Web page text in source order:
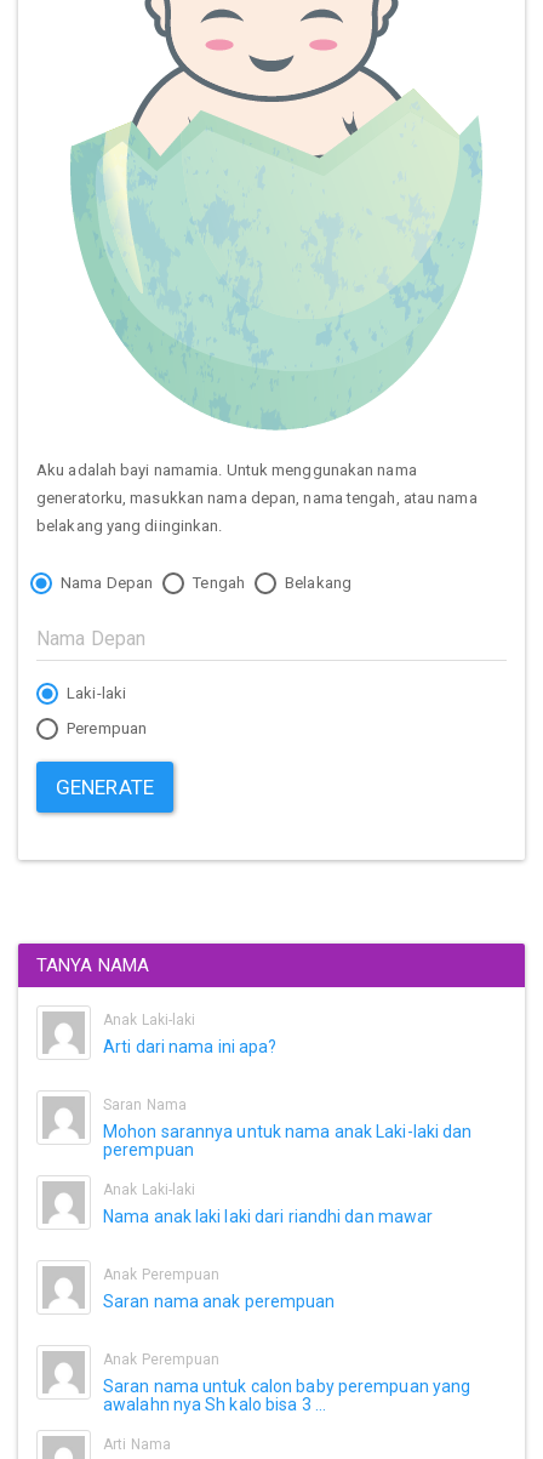
Aku adalah bayi namamia. Untuk menggunakan nama
generatorku, masukkan nama depan, nama tengah, atau nama
belakang yang diinginkan.
Nama Depan Tengah Belakang
Laki-laki
Perempuan
GENERATE
TANYA NAMA
Anak Laki-laki
Arti dari nama ini apa?
Saran Nama
Mohon sarannya untuk nama anak Laki-laki dan
perempuan
Anak Laki-laki
Nama anak laki laki dari riandhi dan mawar
Anak Perempuan
Saran nama anak perempuan
Anak Perempuan
Saran nama untuk calon baby perempuan yang
awalahn nya Sh kalo bisa 3 ...
Arti Nama